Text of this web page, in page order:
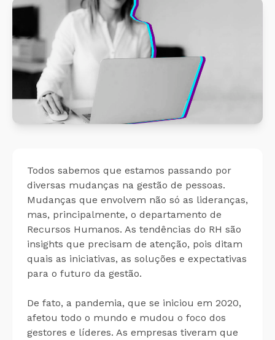
Conheça o produto
Conheça nosso produto de
Todos sabemos que estamos passando por
diversas mudanças na gestão de pessoas.
Mudanças que envolvem não só as lideranças,
mas, principalmente, o departamento de
Recursos Humanos. As tendências do RH são
insights que precisam de atenção, pois ditam
quais as iniciativas, as soluções e expectativas
para o futuro da gestão.
De fato, a pandemia, que se iniciou em 2020,
afetou todo o mundo e mudou o foco dos
gestores e líderes. As empresas tiveram que